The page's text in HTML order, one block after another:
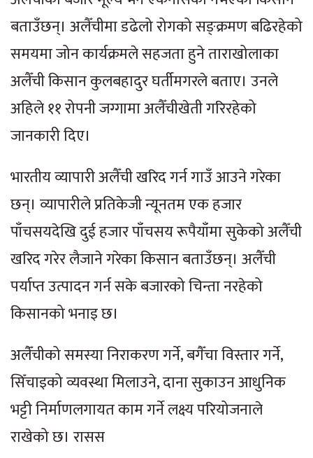
बताउँछन्। अलैँचीमा डढेलो रोगको सङ्क्रमण बढिरहेको
समयमा जोन कार्यक्रमले सहजता हुने ताराखोलाका
अलैँची किसान कुलबहादुर घर्तीमगरले बताए। उनले
अहिले ११ रोपनी जग्गामा अलैँचीखेती गरिरहेको
जानकारी दिए।
भारतीय व्यापारी अलैँची खरिद गर्न गाउँ आउने गरेका
छन्। व्यापारीले प्रतिकेजी न्यूनतम एक हजार
पाँचसयदेखि दुई हजार पाँचसय रूपैयाँमा सुकेको अलैँची
खरिद गरेर लैजाने गरेका किसान बताउँछन्। अलैँची
पर्याप्त उत्पादन गर्न सके बजारको चिन्ता नरहेको
किसानको भनाइ छ।
अलैँंचीको समस्या निराकरण गर्ने, बगैँचा विस्तार गर्ने,
सिँचाइको व्यवस्था मिलाउने, दाना सुकाउन आधुनिक
भट्टी निर्माणलगायत काम गर्ने लक्ष्य परियोजनाले
राखेको छ। रासस